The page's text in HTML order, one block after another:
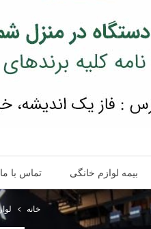
بیمه لوازم خانگی تماس با ما
خانه